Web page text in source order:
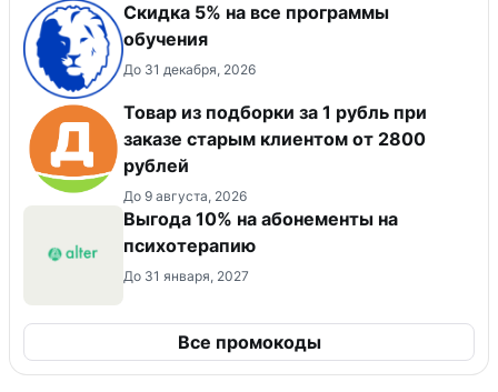
Скидка 5% на все программы
обучения
До 31 декабря, 2026
Товар из подборки за 1 рубль при
заказе старым клиентом от 2800
рублей
До 9 августа, 2026
Выгода 10% на абонементы на
психотерапию
До 31 января, 2027
Все промокоды